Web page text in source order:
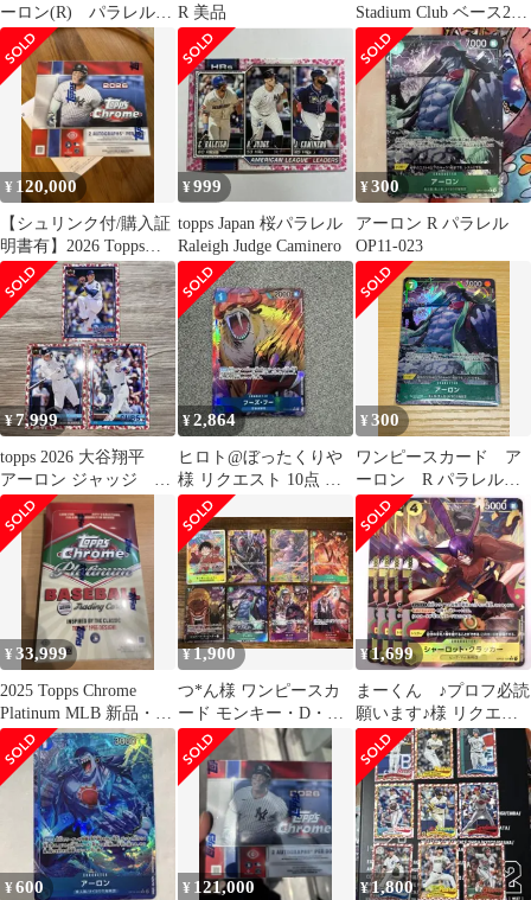
ーロン(R) パラレル3
枚
R 美品
Stadium Club ベース200
枚コンプ
¥ 120,000
【シュリンク付/購入証
明書有】2026 Topps
Chrome JUMBO
¥999
topps Japan 桜パラレル
Raleigh Judge Caminero
¥300
アーロン R パラレル
OP11-023
¥7,999
topps 2026 大谷翔平
アーロン ジャッジ 鈴
木誠也 鯛 鯉 パラ
レル
¥2,864
ヒロト@ぼったくりや
様 リクエスト 10点 ま
とめ商品
¥300
ワンピースカード ア
ーロン R パラレル
OP11-023
¥33,999
2025 Topps Chrome
Platinum MLB 新品・未
開封
¥1,900
つ*ん様 ワンピースカ
ード モンキー・D・ル
フィ SR op07-109 エラ
ー
¥1,699
まーくん ♪プロフ必読
願います♪様 リクエス
ト 3点 まとめ商品
¥600 ¥ 121,000 ¥1,800